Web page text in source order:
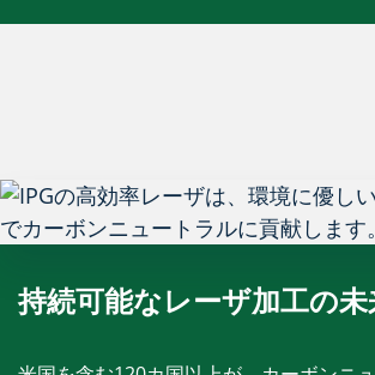
持続可能なレーザ加工の未